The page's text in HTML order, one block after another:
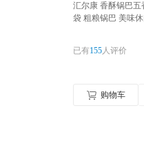
汇尔康 香酥锅巴五
袋 粗粮锅巴 美味
已有155人评价
购物车